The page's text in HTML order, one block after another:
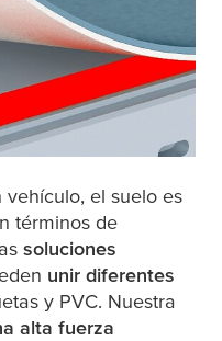
el suelo es
términos de
soluciones
unir diferentes
y PVC. Nuestra
alta fuerza